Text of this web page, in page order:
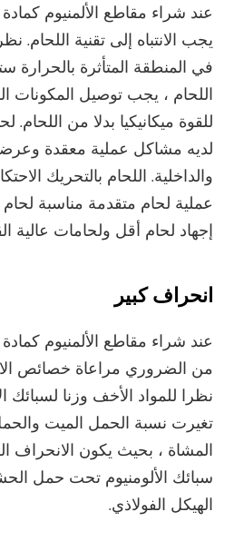
عند شراء مقاطع الألمنيوم
يجب الانتباه إلى تقنية اللحام.
في المنطقة المتأثرة
اللحام ، يجب توصيل المكونات
للقوة ميكانيكيا بدلا من اللحام.
لديه مشاكل عملية معقدة
عملية لحام متقدمة مناسبة
إجهاد لحام أقل ولحامات عالية
انحراف كبير
عند شراء مقاطع الألمنيوم
من الضروري مراعاة خصائص
نظرا للمواد الأخف وزنا لسبائك
تغيرت نسبة الحمل الميت
المشاة ، بحيث يكون
سبائك الألومنيوم تحت حمل
الهيكل الفولاذي.